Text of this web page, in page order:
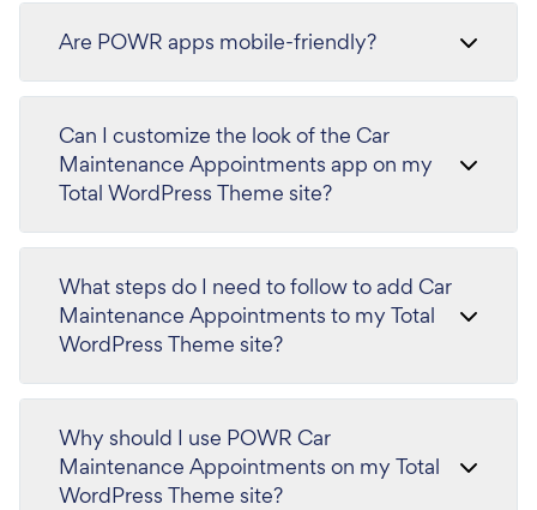
Are POWR apps mobile-friendly?
Can I customize the look of the Car
Maintenance Appointments app on my
Total WordPress Theme site?
What steps do I need to follow to add Car
Maintenance Appointments to my Total
WordPress Theme site?
Why should I use POWR Car
Maintenance Appointments on my Total
WordPress Theme site?